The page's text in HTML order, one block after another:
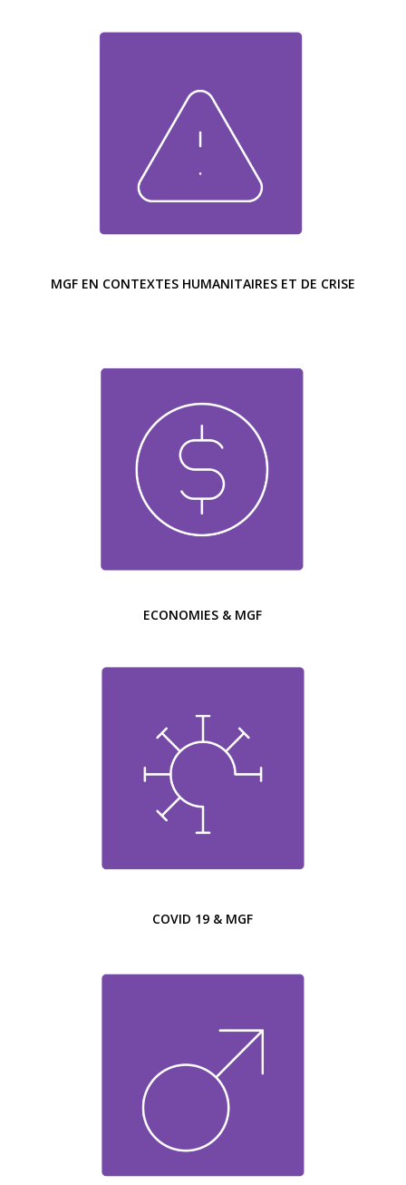
MGF EN CONTEXTES HUMANITAIRES ET DE CRISE
ECONOMIES & MGF
COVID 19 & MGF